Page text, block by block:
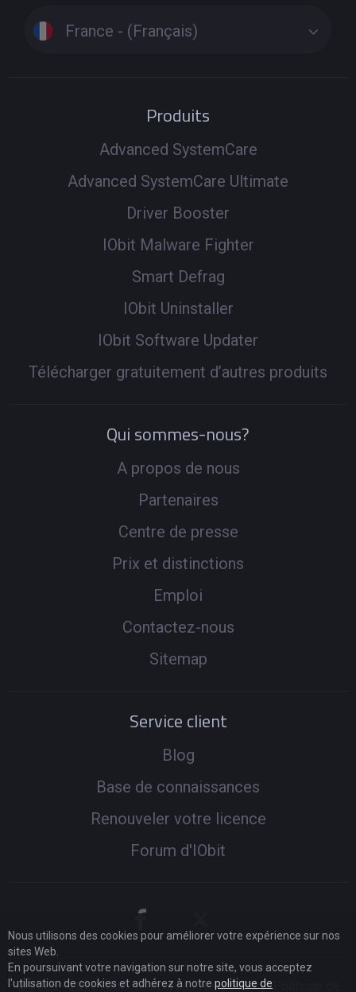
France - (Français)
Produits
Advanced SystemCare
Advanced SystemCare Ultimate
Driver Booster
IObit Malware Fighter
Smart Defrag
IObit Uninstaller
IObit Software Updater
Télécharger gratuitement d’autres produits
Qui sommes-nous?
A propos de nous
Partenaires
Centre de presse
Prix et distinctions
Emploi
Contactez-nous
Sitemap
Service client
Blog
Base de connaissances
Renouveler votre licence
Forum d'IObit
© 2005 -2026IObit. Tous droits réservés |
Nous utilisons des cookies pour améliorer votre expérience sur nos
sites Web.
En poursuivant votre navigation sur notre site, vous acceptez
l'utilisation de cookies et adhérez à notre politique de